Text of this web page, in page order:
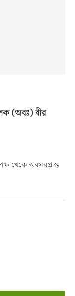
(অবঃ) বীর
থেকে অবসরপ্রাপ্ত